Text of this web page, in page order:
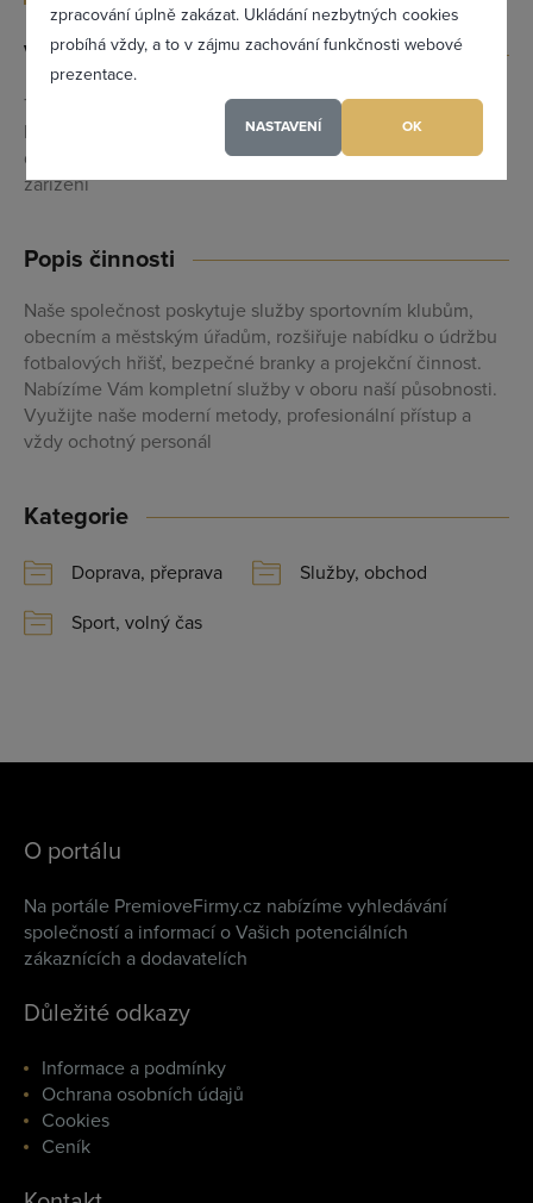
zpracování úplně zakázat. Ukládání nezbytných cookies
probíhá vždy, a to v zájmu zachování funkčnosti webové
prezentace.
NASTAVENÍ OK
Výrobky a služby
Tiskařské stroje, sportovní plochy i umělé trávníky,
komunální služby, údržba (travnaté plochy, 5 t, nákladní
doprava do 12, drť, tenisové kurty), písek, kačírek, strojní
zařízení
Popis činnosti
Naše společnost poskytuje služby sportovním klubům,
obecním a městským úřadům, rozšiřuje nabídku o údržbu
fotbalových hřišť, bezpečné branky a projekční činnost.
Nabízíme Vám kompletní služby v oboru naší působnosti.
Využijte naše moderní metody, profesionální přístup a
vždy ochotný personál
Kategorie
Doprava, přeprava Služby, obchod
Sport, volný čas
O portálu
Na portále PremioveFirmy.cz nabízíme vyhledávání
společností a informací o Vašich potenciálních
zákaznících a dodavatelích
Důležité odkazy
Informace a podmínky
Ochrana osobních údajů
Cookies
Ceník
Registrovat se
Maximální zviditelnění ve výpisu firem
PŘIDAT FIRMU